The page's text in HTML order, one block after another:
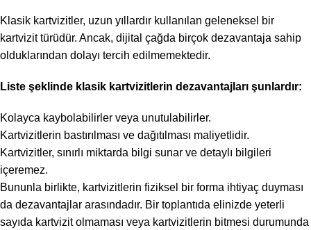
Klasik kartvizitler, uzun yıllardır kullanılan geleneksel bir
kartvizit türüdür. Ancak, dijital çağda birçok dezavantaja sahip
olduklarından dolayı tercih edilmemektedir.
Liste şeklinde klasik kartvizitlerin dezavantajları şunlardır:
Kolayca kaybolabilirler veya unutulabilirler.
Kartvizitlerin bastırılması ve dağıtılması maliyetlidir.
Kartvizitler, sınırlı miktarda bilgi sunar ve detaylı bilgileri
içeremez.
Bununla birlikte, kartvizitlerin fiziksel bir forma ihtiyaç duyması
da dezavantajlar arasındadır. Bir toplantıda elinizde yeterli
sayıda kartvizit olmaması veya kartvizitlerin bitmesi durumunda